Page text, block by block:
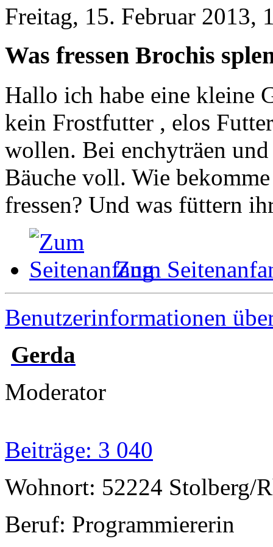
Freitag, 15. Februar 2013,
Was fressen Brochis
Hallo ich habe eine kleine
kein Frostfutter , elos
wollen. Bei enchyträen
Bäuche voll. Wie
fressen? Und was füttern
Zum
Benutzerinformationen
Gerda
Moderator
Beiträge: 3 040
Wohnort: 52224 Stolberg/
Beruf: Programmiererin